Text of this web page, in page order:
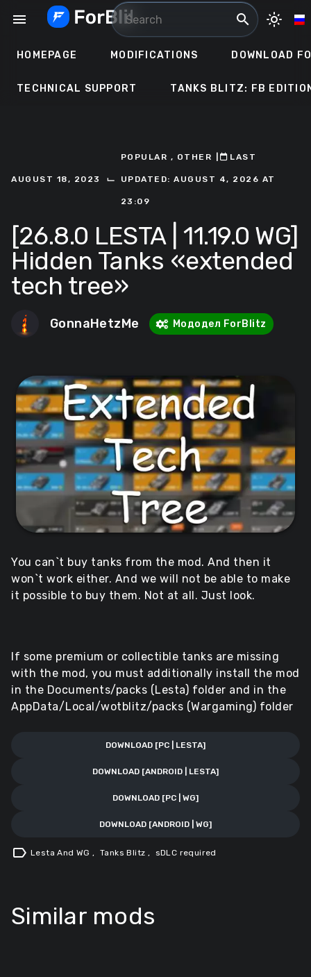
menu search light_mode
HOMEPAGE MODIFICATIONS DOWNLOAD
TECHNICAL SUPPORT TANKS BLITZ: FB
AUGUST 18, 2023 ⌙
POPULAR , OTHER ㅤLAST
UPDATED: AUGUST 4, 2026 AT
23:09
[26.8.0 LESTA | 11.19.0 WG]
Hidden Tanks «extended
tech tree»
GonnaHetzMe Мододел ForBlitz
You can`t buy tanks from the mod. And then it
won`t work either. And we will not be able to make
it possible to buy them. Not at all. Just look.
If some premium or collectible tanks are missing
with the mod, you must additionally install the mod
in the Documents/packs (Lesta) folder and in the
AppData/Local/wotblitz/packs (Wargaming) folder
DOWNLOAD [PC | LESTA]
DOWNLOAD [ANDROID | LESTA]
DOWNLOAD [PC | WG]
DOWNLOAD [ANDROID | WG]
label Lesta And WG, Tanks Blitz , sDLC required
Similar mods